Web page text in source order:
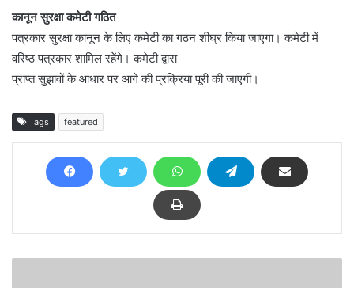
कानून सुरक्षा कमेटी गठित
पत्रकार सुरक्षा कानून के लिए कमेटी का गठन शीघ्र किया जाएगा। कमेटी में
वरिष्ठ पत्रकार शामिल रहेंगे। कमेटी द्वारा
प्राप्त सुझावों के आधार पर आगे की प्रक्रिया पूरी की जाएगी।
Tags featured